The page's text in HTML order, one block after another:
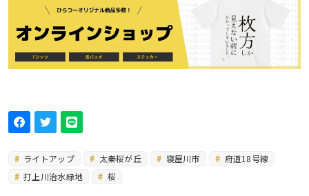
ライトアップ 太秦桜が丘 寝屋川市
府道18号線
打上川治水緑地
桜